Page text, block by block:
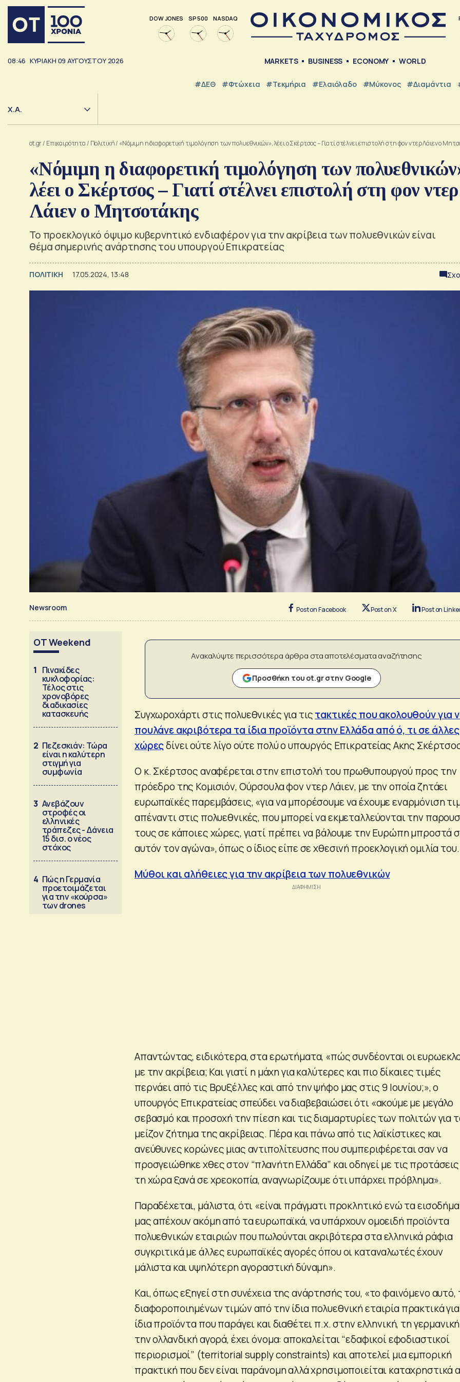
DOW JONES SP 500 NASDAQ
08:46 ΚΥΡΙΑΚΗ 09 ΑΥΓΟΥΣΤΟΥ 2026 MARKETS BUSINESS ECONOMY WORLD
#ΔΕΘ #Φτώχεια #Τεκμήρια #Ελαιόλαδο #Μύκονος #Διαμάντια
Χ.Α.
ot.gr/ Επικαιρότητα / Πολιτική/ «Νόμιμη η διαφορετική τιμολόγηση των πολυεθνικών», λέει ο Σκέρτσος – Γιατί στέλνει επιστολή στη φον ντερ Λάιεν ο
«Νόμιμη η διαφορετική τιμολόγηση των
λέει ο Σκέρτσος – Γιατί στέλνει επιστολή στη φον ντερ
Λάιεν ο Μητσοτάκης
Το προεκλογικό όψιμο κυβερνητικό ενδιαφέρον για την ακρίβεια των πολυεθνικών είναι
θέμα σημερινής ανάρτησης του υπουργού Επικρατείας
ΠΟΛΙΤΙΚΗ 17.05.2024, 13:48
Newsroom Post on Facebook Post on X Post on
OT Weekend
1 Πινακίδες
κυκλοφορίας:
Τέλος στις
χρονοβόρες
διαδικασίες
κατασκευής
2 Πεζεσκιάν: Τώρα
είναι η καλύτερη
στιγμή για
συμφωνία
3 Ανεβάζουν
στροφές οι
ελληνικές
τράπεζες - Δάνεια
15 δισ. ο νέος
στόχος
4 Πώς η Γερμανία
προετοιμάζεται
για την «κούρσα»
των drones
Ανακαλύψτε περισσότερα άρθρα στα αποτελέσματα αναζήτησης
Προσθήκη του ot.gr στην Google
Συγχωροχάρτι στις πολυεθνικές για τιςτακτικές που ακολουθούν για
πουλάνε ακριβότερα τα ίδια προϊόντα στην Ελλάδα από ό, τι σε άλλες
χώρεςδίνει ούτε λίγο ούτε πολύ ο υπουργός Επικρατείας Ακης
Ο κ. Σκέρτσος αναφέρεται στην επιστολή του πρωθυπουργού προς την
πρόεδρο της Κομισιόν, Ούρσουλα φον ντερ Λάιεν, με την οποία ζητάει
ευρωπαϊκές παρεμβάσεις, «για να μπορέσουμε να έχουμε εναρμόνιση
απέναντι στις πολυεθνικές, που μπορεί να εκμεταλλεύονται την
τους σε κάποιες χώρες, γιατί πρέπει να βάλουμε την Ευρώπη μπροστά
αυτόν τον αγώνα», όπως ο ίδιος είπε σε χθεσινή προεκλογική ομιλία του.
Μύθοι και αλήθειες για την ακρίβεια των πολυεθνικών
Απαντώντας, ειδικότερα, στα ερωτήματα, «πώς συνδέονται οι
με την ακρίβεια; Και γιατί η μάχη για καλύτερες και πιο δίκαιες τιμές
περνάει από τις Βρυξέλλες και από την ψήφο μας στις 9 Ιουνίου;», ο
υπουργός Επικρατείας σπεύδει να διαβεβαιώσει ότι «ακούμε με μεγάλο
σεβασμό και προσοχή την πίεση και τις διαμαρτυρίες των πολιτών για
μείζον ζήτημα της ακρίβειας. Πέρα και πάνω από τις λαϊκίστικες και
ανεύθυνες κορώνες μιας αντιπολίτευσης που συμπεριφέρεται σαν να
προσγειώθηκε χθες στον “πλανήτη Ελλάδα” και οδηγεί με τις
τη χώρα ξανά σε χρεοκοπία, αναγνωρίζουμε ότι υπάρχει πρόβλημα».
Παραδέχεται, μάλιστα, ότι «είναι πράγματι προκλητικό ενώ τα
μας απέχουν ακόμη από τα ευρωπαϊκά, να υπάρχουν ομοειδή προϊόντα
πολυεθνικών εταιριών που πωλούνται ακριβότερα στα ελληνικά ράφια
συγκριτικά με άλλες ευρωπαϊκές αγορές όπου οι καταναλωτές έχουν
μάλιστα και υψηλότερη αγοραστική δύναμη».
Και, όπως εξηγεί στη συνέχεια της ανάρτησής του, «το φαινόμενο αυτό,
διαφοροποιημένων τιμών από την ίδια πολυεθνική εταιρία πρακτικά
ίδια προϊόντα που παράγει και διαθέτει π.χ. στην ελληνική, τη
την ολλανδική αγορά, έχει όνομα: αποκαλείται “εδαφικοί εφοδιαστικοί
περιορισμοί” (territorial supply constraints) και αποτελεί μια εμπορική
πρακτική που δεν είναι παράνομη αλλά χρησιμοποιείται καταχρηστικά